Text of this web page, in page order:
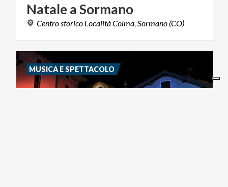
NataleaSormano
Centro storico LocalitàColma, Sormano (CO)
MUSICA E SPETTACOLO